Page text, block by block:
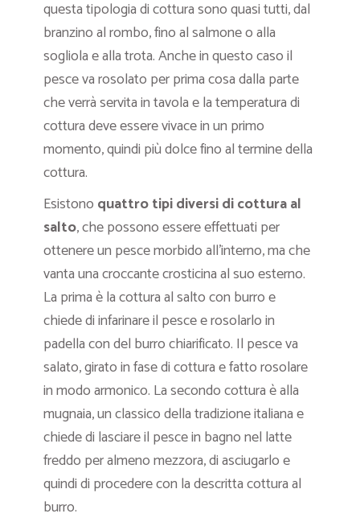
questa tipologia di cottura sono quasi tutti, dal
branzino al rombo, fino al salmone o alla
sogliola e alla trota. Anche in questo caso il
pesce va rosolato per prima cosa dalla parte
che verrà servita in tavola e la temperatura di
cottura deve essere vivace in un primo
momento, quindi più dolce fino al termine della
cottura.
Esistono quattro tipi diversi di cottura al
salto, che possono essere effettuati per
ottenere un pesce morbido all’interno, ma che
vanta una croccante crosticina al suo esterno.
La prima è la cottura al salto con burro e
chiede di infarinare il pesce e rosolarlo in
padella con del burro chiarificato. Il pesce va
salato, girato in fase di cottura e fatto rosolare
in modo armonico. La secondo cottura è alla
mugnaia, un classico della tradizione italiana e
chiede di lasciare il pesce in bagno nel latte
freddo per almeno mezzora, di asciugarlo e
quindi di procedere con la descritta cottura al
burro.